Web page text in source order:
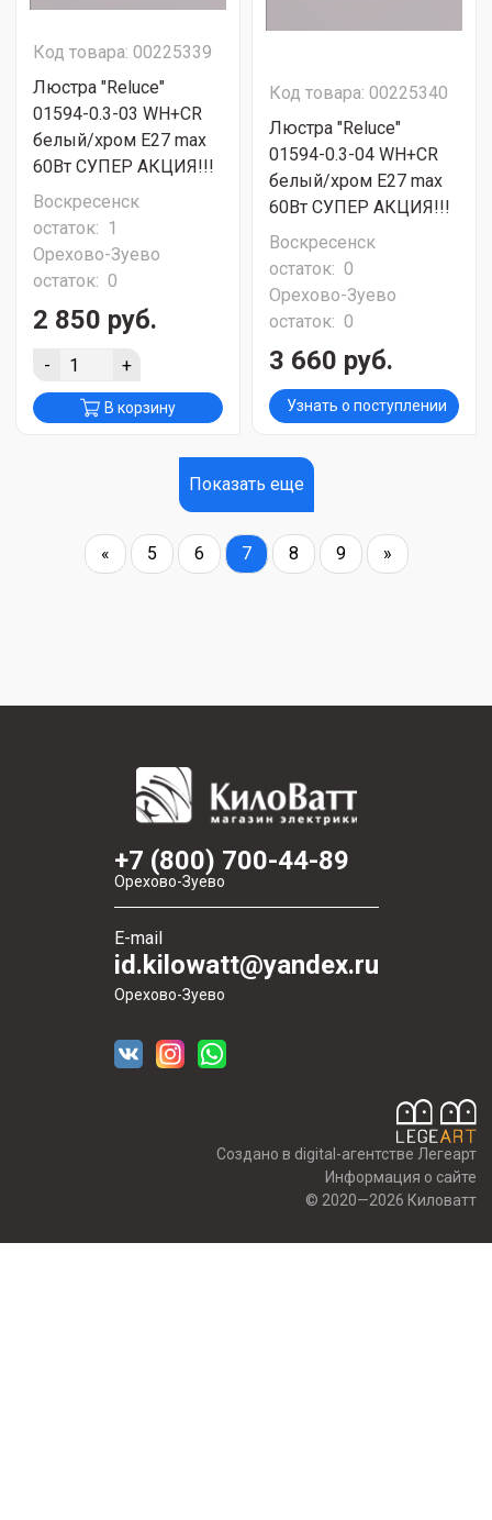
Код товара: 00225339
Люстра "Reluce"
01594-0.3-03 WH+CR
белый/хром Е27 max
60Вт СУПЕР АКЦИЯ!!!
Воскресенск
остаток: 1
Орехово-Зуево
остаток: 0
2 850 руб.
- +
В корзину
Код товара: 00225340
Люстра "Reluce"
01594-0.3-04 WH+CR
белый/хром Е27 max
60Вт СУПЕР АКЦИЯ!!!
Воскресенск
остаток: 0
Орехово-Зуево
остаток: 0
3 660 руб.
Узнать о поступлении
Показать еще
« 5 6 7 8 9 »
+7 (800) 700-44-89
Орехово-Зуево
E-mail
id.kilowatt@yandex.ru
Орехово-Зуево
© 2020—2026 Киловатт
Создано в digital-агентстве Легеарт
Информация о сайте